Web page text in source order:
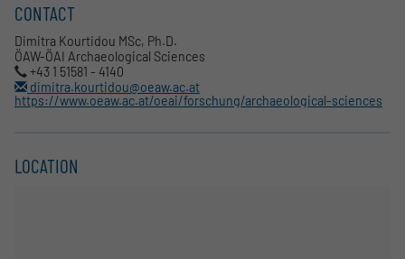
CONTACT
Dimitra Kourtidou MSc, Ph.D.
ÖAW-ÖAI Archaeological Sciences
+43 1 51581 - 4140
dimitra.kourtidou@oeaw.ac.at
https://www.oeaw.ac.at/oeai/forschung/archaeological-sciences
LOCATION